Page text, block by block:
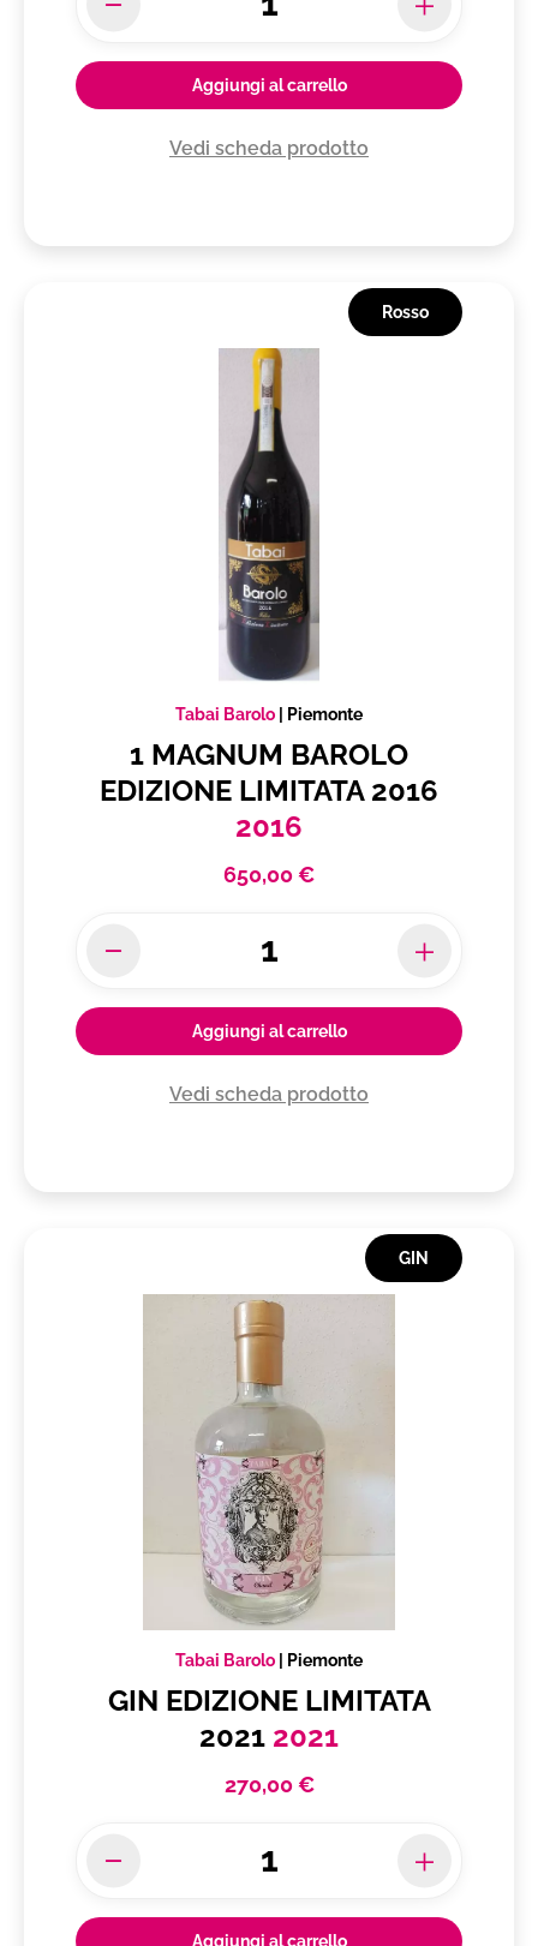
Aggiungi al carrello
Vedi scheda prodotto
Rosso
Tabai Barolo Piemonte
1 MAGNUM BAROLO
EDIZIONE LIMITATA 2016
2016
650,00 €
Aggiungi al carrello
Vedi scheda prodotto
GIN
Tabai Barolo Piemonte
GIN EDIZIONE LIMITATA
2021 2021
270,00 €
Aggiungi al carrello